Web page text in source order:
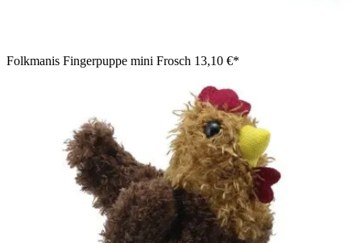
Folkmanis Fingerpuppe mini Frosch 13,10 €*